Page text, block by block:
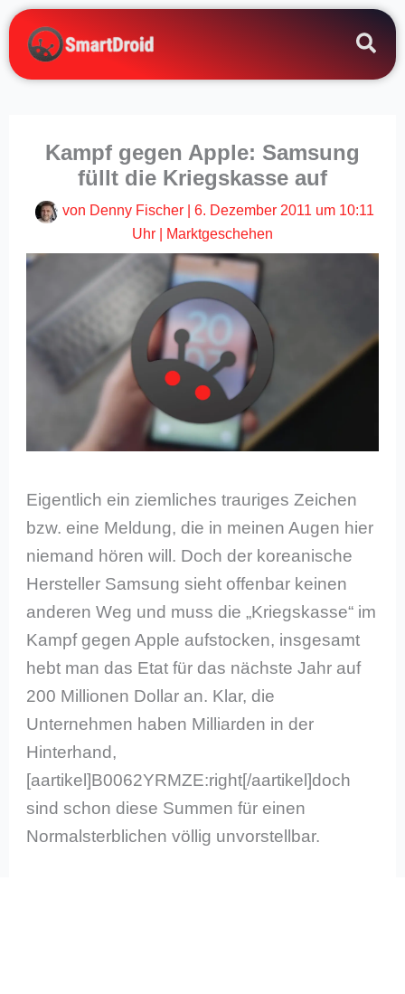
Zum
Inhalt
springen
Kampf gegen Apple: Samsung
füllt die Kriegskasse auf
von Denny Fischer
6. Dezember 2011 um 10:11
Uhr
Marktgeschehen
Eigentlich ein ziemliches trauriges Zeichen
bzw. eine Meldung, die in meinen Augen hier
niemand hören will. Doch der koreanische
Hersteller Samsung sieht offenbar keinen
anderen Weg und muss die „Kriegskasse“ im
Kampf gegen Apple aufstocken, insgesamt
hebt man das Etat für das nächste Jahr auf
200 Millionen Dollar an. Klar, die
Unternehmen haben Milliarden in der
Hinterhand,
[aartikel]B0062YRMZE:right[/aartikel]doch
sind schon diese Summen für einen
Normalsterblichen völlig unvorstellbar.